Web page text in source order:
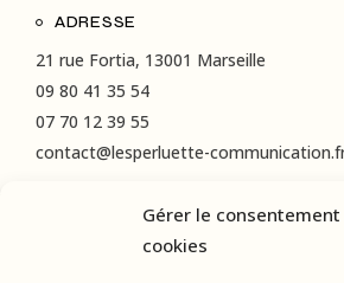
Gérer le
cookies
ADRESSE
21 rue Fortia, 13001 Marseille
09 80 41 35 54
07 70 12 39 55
contact@lesperluette-
RÉSEAUX SOCIAUX